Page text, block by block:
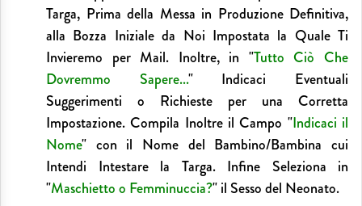
Targa, Prima della Messa in Produzione Definitiva,
alla Bozza Iniziale da Noi Impostata la Quale Ti
Invieremo per Mail. Inoltre, in "Tutto Ciò Che
Dovremmo Sapere..." Indicaci Eventuali
Suggerimenti o Richieste per una Corretta
Impostazione. Compila Inoltre il Campo "Indicaci il
Nome" con il Nome del Bambino/Bambina cui
Intendi Intestare la Targa. Infine Seleziona in
"Maschietto o Femminuccia?" il Sesso del Neonato.